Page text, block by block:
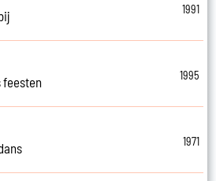
1991
feesten
1995
1971